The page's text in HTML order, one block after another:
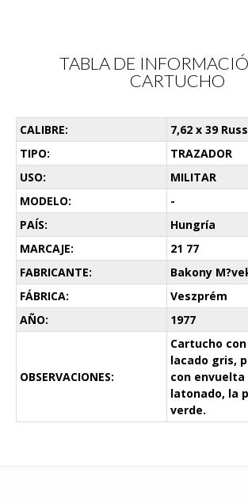
TABLA DE
CARTUCHO
CALIBRE:
7,62 x 39
TIPO:
TRAZADOR
USO:
MILITAR
MODELO:
-
PAÍS:
Hungría
MARCAJE:
21 77
FABRICANTE:
Bakony
FÁBRICA:
Veszprém
AÑO:
1977
OBSERVACIONES:
Cartucho
lacado gris,
con envuelta
latonado, la
verde.